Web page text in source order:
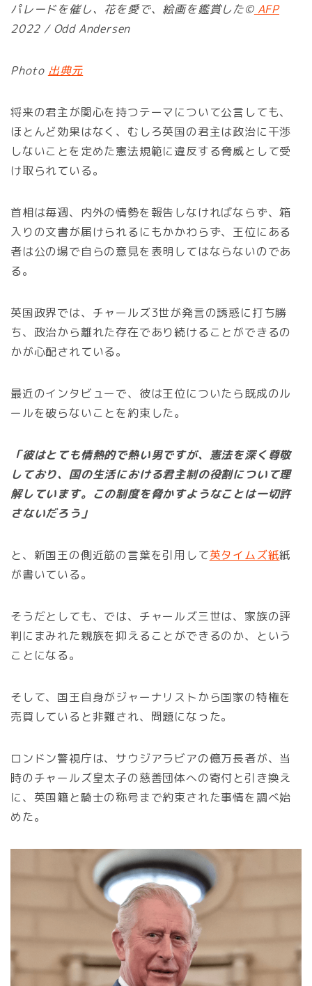
パレードを催し、花を愛で、絵画を鑑賞した©AFP
2022 / Odd Andersen
Photo 出典元
将来の君主が関心を持つテーマについて公言しても、
ほとんど効果はなく、むしろ英国の君主は政治に干渉
しないことを定めた憲法規範に違反する脅威として受
け取られている。
首相は毎週、内外の情勢を報告しなければならず、箱
入りの文書が届けられるにもかかわらず、王位にある
者は公の場で自らの意見を表明してはならないのであ
る。
英国政界では、チャールズ3世が発言の誘惑に打ち勝
ち、政治から離れた存在であり続けることができるの
かが心配されている。
最近のインタビューで、彼は王位についたら既成のル
ールを破らないことを約束した。
「彼はとても情熱的で熱い男ですが、憲法を深く尊敬
しており、国の生活における君主制の役割について理
解しています。この制度を脅かすようなことは一切許
さないだろう」
と、新国王の側近筋の言葉を引用して英タイムズ紙紙
が書いている。
そうだとしても、では、チャールズ三世は、家族の評
判にまみれた親族を抑えることができるのか、という
ことになる。
そして、国王自身がジャーナリストから国家の特権を
売買していると非難され、問題になった。
ロンドン警視庁は、サウジアラビアの億万長者が、当
時のチャールズ皇太子の慈善団体への寄付と引き換え
に、英国籍と騎士の称号まで約束された事情を調べ始
めた。